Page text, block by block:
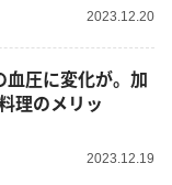
2023.12.20
圧に変化が。加
理のメリッ
2023.12.19